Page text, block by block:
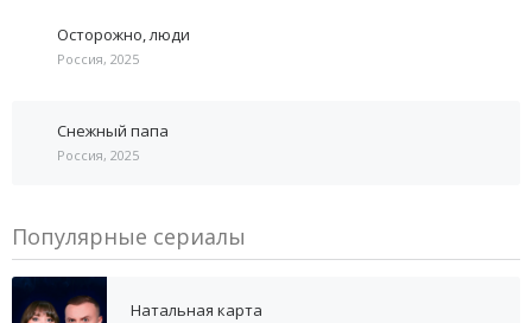
Осторожно, люди
Россия, 2025
Снежный папа
Россия, 2025
Популярные сериалы
Натальная карта